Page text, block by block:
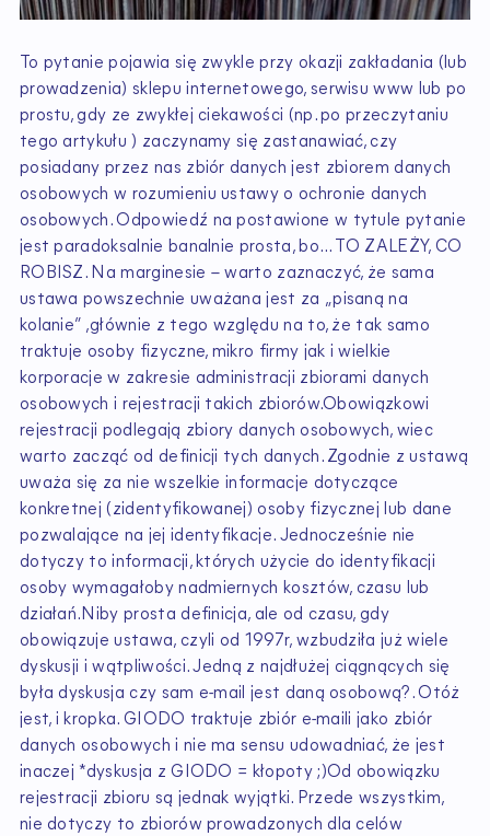
To pytanie pojawia się zwykle przy okazji zakładania (lub
prowadzenia) sklepu internetowego, serwisu www lub po
prostu, gdy ze zwykłej ciekawości (np. po przeczytaniu
tego artykułu ) zaczynamy się zastanawiać, czy
posiadany przez nas zbiór danych jest zbiorem danych
osobowych w rozumieniu ustawy o ochronie danych
osobowych. Odpowiedź na postawione w tytule pytanie
jest paradoksalnie banalnie prosta, bo… TO ZALEŻY, CO
ROBISZ. Na marginesie – warto zaznaczyć, że sama
ustawa powszechnie uważana jest za „pisaną na
kolanie” ,głównie z tego względu na to, że tak samo
traktuje osoby fizyczne, mikro firmy jak i wielkie
korporacje w zakresie administracji zbiorami danych
osobowych i rejestracji takich zbiorów.Obowiązkowi
rejestracji podlegają zbiory danych osobowych, wiec
warto zacząć od definicji tych danych. Zgodnie z ustawą
uważa się za nie wszelkie informacje dotyczące
konkretnej (zidentyfikowanej) osoby fizycznej lub dane
pozwalające na jej identyfikacje. Jednocześnie nie
dotyczy to informacji, których użycie do identyfikacji
osoby wymagałoby nadmiernych kosztów, czasu lub
działań.Niby prosta definicja, ale od czasu, gdy
obowiązuje ustawa, czyli od 1997r, wzbudziła już wiele
dyskusji i wątpliwości. Jedną z najdłużej ciągnących się
była dyskusja czy sam e-mail jest daną osobową?. Otóż
jest, i kropka. GIODO traktuje zbiór e-maili jako zbiór
danych osobowych i nie ma sensu udowadniać, że jest
inaczej *dyskusja z GIODO = kłopoty ;)Od obowiązku
rejestracji zbioru są jednak wyjątki. Przede wszystkim,
nie dotyczy to zbiorów prowadzonych dla celów